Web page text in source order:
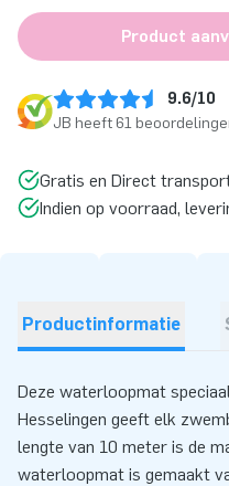
Product
9.6/10
JB heeft 61
Gratis en Direct
Indien op voorraad,
Productinformatie
Deze waterloopmat
Hesselingen geeft elk
lengte van 10 meter is de
waterloopmat is gemaakt